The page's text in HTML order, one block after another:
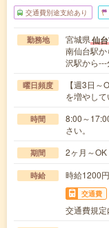
交通費別途支給あり
勤務地 宮城県仙
南仙台駅
沢駅から
曜日頻度
【週3日
を増やし
時間
8:00～
さい。
期間 2ヶ月～
時給 時給1200
交通費
交通費規